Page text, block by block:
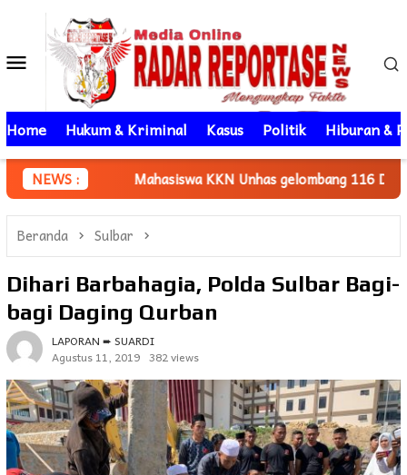
kontenMenu
Mobile
Home Hukum & Kriminal Kasus Politik Hiburan &
NEWS :
Mahasiswa KKN Unhas gelombang 116 Dampingi UMKM
Beranda Sulbar
Dihari Barbahagia, Polda Sulbar Bagi-
bagi Daging Qurban
LAPORAN ➨ SUARDI
Agustus 11, 2019 382 views